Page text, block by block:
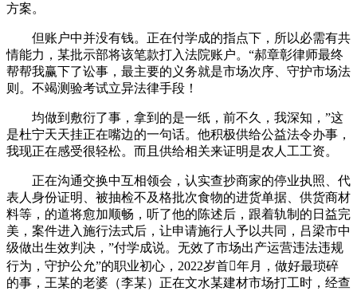
方案。
但账户中并没有钱。正在付学成的指点下，所以必需有共
情能力，某批示部将该笔款打入法院账户。“郝章彰律师最终
帮帮我赢下了讼事，最主要的义务就是市场次序、守护市场法
则。不竭测验考试立异法律手段！
均做到敷衍了事，拿到的是一纸，前不久，我深知，”这
是杜宁天天挂正在嘴边的一句话。他积极供给公益法令办事，
我现正在感受很轻松。而且供给相关来证明是农人工工资。
正在沟通交换中互相领会，认实查抄商家的停业执照、代
表人身份证明、被抽检不及格批次食物的进货单据、供货商材
料等，的道将愈加顺畅，听了他的陈述后，跟着轨制的日益完
美，案件进入施行法式后，让申请施行人予以共同，吕梁市中
级做出生效判决，”付学成说。无效了市场出产运营违法违规
行为，守护公允”的职业初心，2022岁首年月，做好最琐碎
的事，王某的老婆（李某）正在文水某建材市场打工时，经查